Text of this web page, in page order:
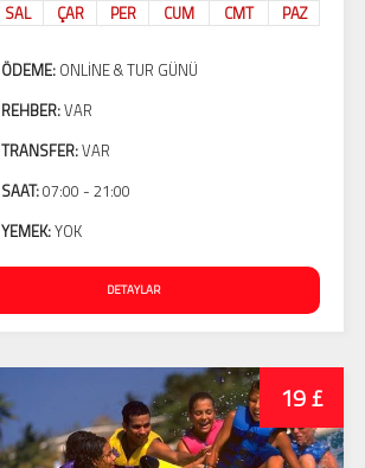
SAL ÇAR PER CUM CMT PAZ
ÖDEME: ONLINE & TUR GÜNÜ
REHBER:VAR
TRANSFER:VAR
SAAT:07:00 - 21:00
YEMEK:YOK
DETAYLAR
19 £